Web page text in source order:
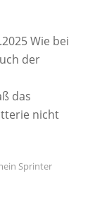
Wie bei
der
das
nicht
Sprinter